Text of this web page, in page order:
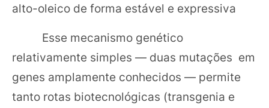
alto-oleico de forma estável e expressiva
Esse mecanismo genético
relativamente simples — duas mutações em
genes amplamente conhecidos — permite
tanto rotas biotecnológicas (transgenia e